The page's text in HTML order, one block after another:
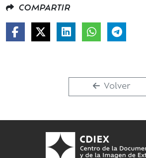
COMPARTIR
Volver